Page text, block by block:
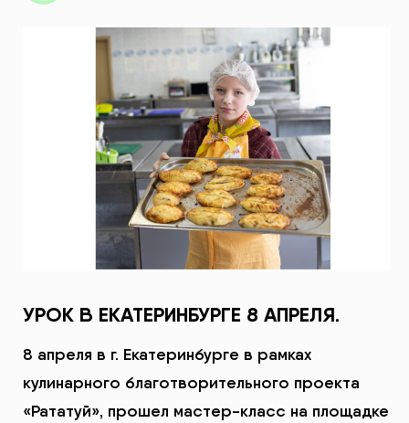
УРОК В ЕКАТЕРИНБУРГЕ 8 АПРЕЛЯ.
8 апреля в г. Екатеринбурге в рамках
кулинарного благотворительного проекта
«Рататуй», прошел мастер-класс на площадке